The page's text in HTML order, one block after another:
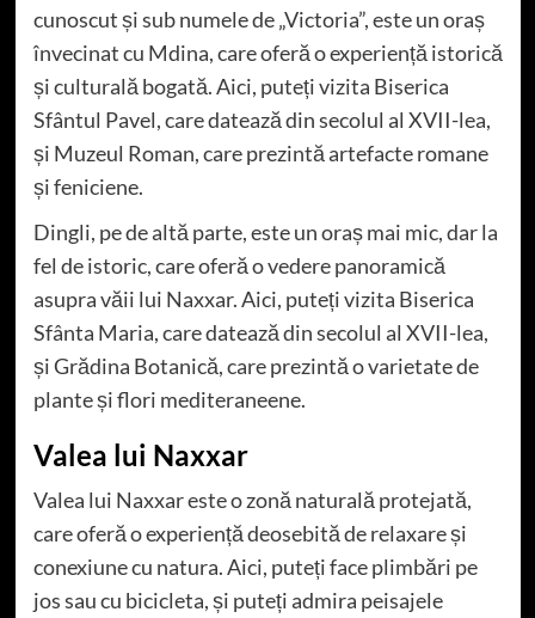
cunoscut și sub numele de „Victoria”, este un oraș
învecinat cu Mdina, care oferă o experiență istorică
și culturală bogată. Aici, puteți vizita Biserica
Sfântul Pavel, care datează din secolul al XVII-lea,
și Muzeul Roman, care prezintă artefacte romane
și feniciene.
Dingli, pe de altă parte, este un oraș mai mic, dar la
fel de istoric, care oferă o vedere panoramică
asupra văii lui Naxxar. Aici, puteți vizita Biserica
Sfânta Maria, care datează din secolul al XVII-lea,
și Grădina Botanică, care prezintă o varietate de
plante și flori mediteraneene.
Valea lui Naxxar
Valea lui Naxxar este o zonă naturală protejată,
care oferă o experiență deosebită de relaxare și
conexiune cu natura. Aici, puteți face plimbări pe
jos sau cu bicicleta, și puteți admira peisajele